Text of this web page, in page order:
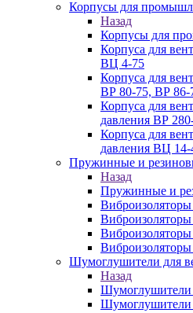
Корпусы для
Назад
Корпусы для
Корпуса для
ВЦ 4-75
Корпуса для
ВР 80-75, ВР 86-
Корпуса для
давления ВР
Корпуса для
давления ВЦ 14-
Пружинные и
Назад
Пружинные и
Шумоглушители для
Назад
Шумоглушители
Шумоглушители